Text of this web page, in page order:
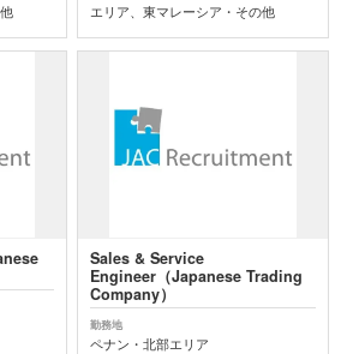
エリア、東マレーシア・その他
Sales & Service
Engineer（Japanese Trading
Company）
勤務地
ペナン・北部エリア